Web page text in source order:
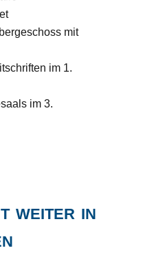
mit
im 1.
im 3.
weiter in